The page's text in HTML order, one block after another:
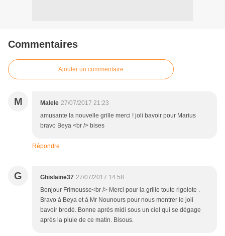
Commentaires
Ajouter un commentaire
M Malele 27/07/2017 21:23
amusante la nouvelle grille merci ! joli bavoir pour Marius
bravo Beya <br /> bises
Répondre
G Ghislaine37 27/07/2017 14:58
Bonjour Frimousse<br /> Merci pour la grille toute rigolote .
Bravo à Beya et à Mr Nounours pour nous montrer le joli
bavoir brodé. Bonne après midi sous un ciel qui se dégage
après la pluie de ce matin. Bisous.